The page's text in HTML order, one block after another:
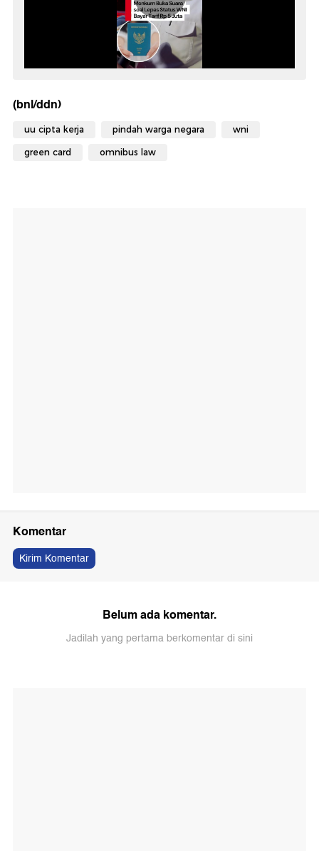
(bnl/ddn)
uu cipta kerja pindah warga negara wni
green card omnibus law
Komentar
Kirim Komentar
Belum ada komentar.
Jadilah yang pertama berkomentar di sini